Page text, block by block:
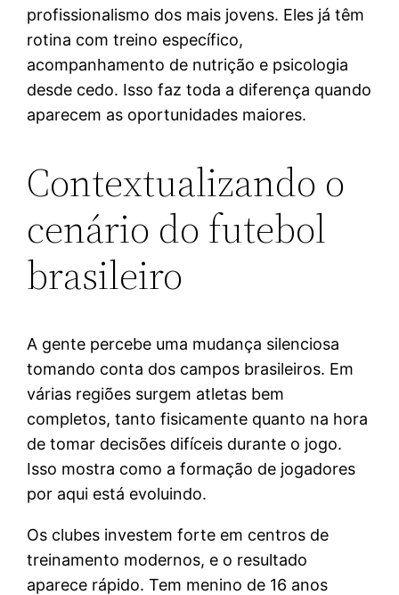
profissionalismo dos mais jovens. Eles já têm
rotina com treino específico,
acompanhamento de nutrição e psicologia
desde cedo. Isso faz toda a diferença quando
aparecem as oportunidades maiores.
Contextualizando o
cenário do futebol
brasileiro
A gente percebe uma mudança silenciosa
tomando conta dos campos brasileiros. Em
várias regiões surgem atletas bem
completos, tanto fisicamente quanto na hora
de tomar decisões difíceis durante o jogo.
Isso mostra como a formação de jogadores
por aqui está evoluindo.
Os clubes investem forte em centros de
treinamento modernos, e o resultado
aparece rápido. Tem menino de 16 anos